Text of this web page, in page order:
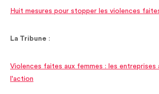
Huit mesures pour stopper les violences
La Tribune :
Violences faites aux femmes : les entreprises
l'action